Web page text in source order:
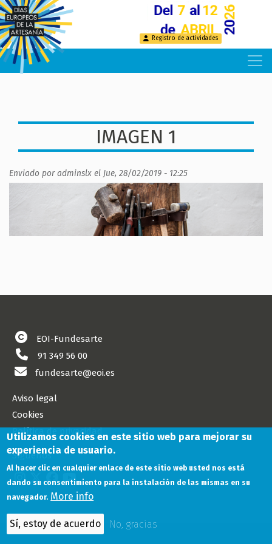
Pasar
contenido
Registro de actividades
IMAGEN 1
Enviado poradminslx el Jue, 28/02/2019 - 12:25
EOI-Fundesarte
91 349 56 00
fundesarte@eoi.es
Aviso legal
Cookies
Política de privacidad
Síguenos
Utilizamos cookies en este sitio web para mejorar su
experiencia de usuario.
Al hacer clic en cualquier enlace de este sitio web usted nos está
dando su consentimiento para la instalación de las mismas en su
navegador. More info
Sí, estoy de acuerdo No, gracias